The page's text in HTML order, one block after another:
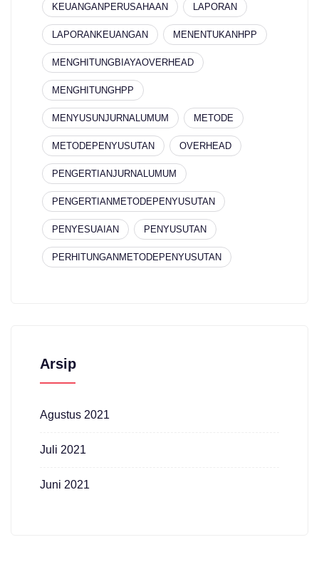
KEUANGANPERUSAHAAN LAPORAN
LAPORANKEUANGAN MENENTUKANHPP
MENGHITUNGBIAYAOVERHEAD
MENGHITUNGHPP
MENYUSUNJURNALUMUM METODE
METODEPENYUSUTAN OVERHEAD
PENGERTIANJURNALUMUM
PENGERTIANMETODEPENYUSUTAN
PENYESUAIAN PENYUSUTAN
PERHITUNGANMETODEPENYUSUTAN
Arsip
Agustus 2021
Juli 2021
Juni 2021